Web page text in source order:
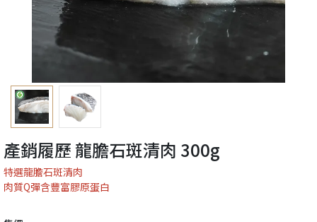
產銷履歷 龍膽石斑清肉 300g
特選龍膽石斑清肉
肉質Q彈含豐富膠原蛋白